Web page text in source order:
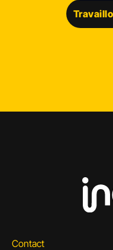
Contact